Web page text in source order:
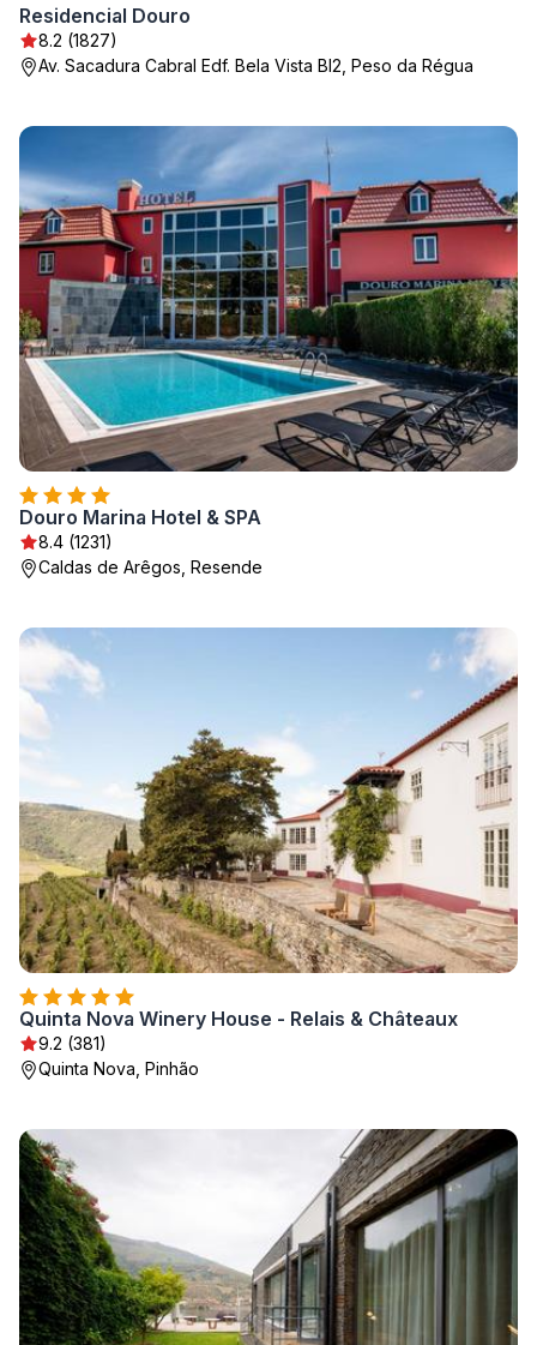
Residencial Douro
8.2 (1827)
Av. Sacadura Cabral Edf. Bela Vista Bl2, Peso da Régua
Douro Marina Hotel & SPA
8.4 (1231)
Caldas de Arêgos, Resende
Quinta Nova Winery House - Relais & Châteaux
9.2 (381)
Quinta Nova, Pinhão